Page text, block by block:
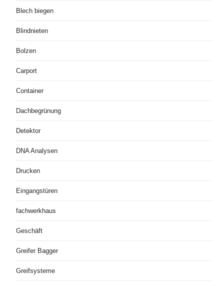
Blech biegen
Blindnieten
Bolzen
Carport
Container
Dachbegrünung
Detektor
DNA Analysen
Drucken
Eingangstüren
fachwerkhaus
Geschäft
Greifer Bagger
Greifsysteme